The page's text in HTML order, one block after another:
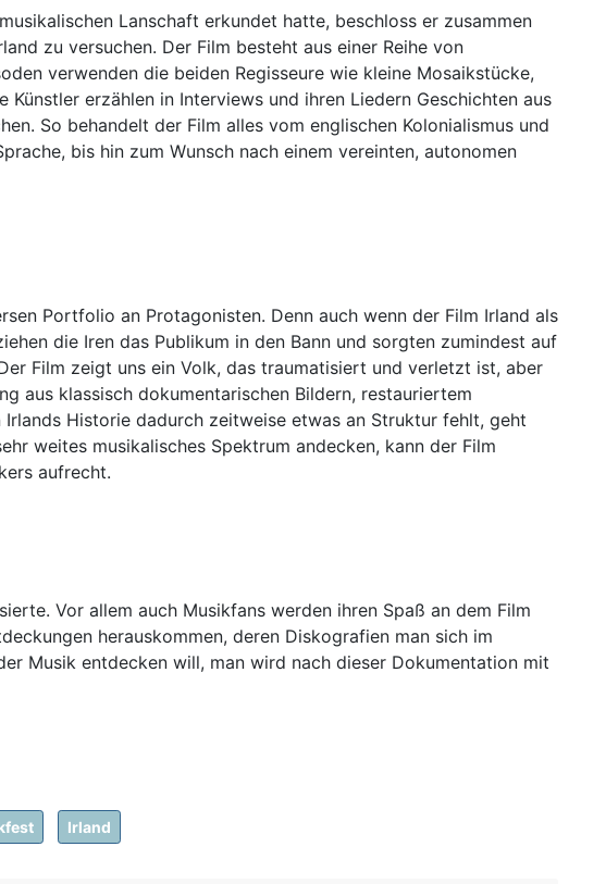
Lanschaft erkundet hatte, beschloss er zusammen
zu versuchen. Der Film besteht aus einer Reihe von
verwenden die beiden Regisseure wie kleine Mosaikstücke,
erzählen in Interviews und ihren Liedern Geschichten aus
So behandelt der Film alles vom englischen Kolonialismus und
bis hin zum Wunsch nach einem vereinten, autonomen
Portfolio an Protagonisten. Denn auch wenn der Film Irland als
die Iren das Publikum in den Bann und sorgten zumindest auf
Film zeigt uns ein Volk, das traumatisiert und verletzt ist, aber
aus klassisch dokumentarischen Bildern, restauriertem
Historie dadurch zeitweise etwas an Struktur fehlt, geht
weites musikalisches Spektrum andecken, kann der Film
aufrecht.
Vor allem auch Musikfans werden ihren Spaß an dem Film
herauskommen, deren Diskografien man sich im
Musik entdecken will, man wird nach dieser Dokumentation mit
Irland